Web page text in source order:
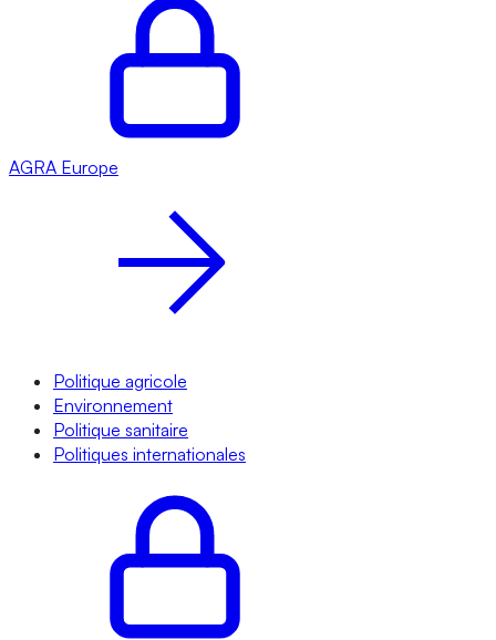
AGRA Europe
Politique agricole
Environnement
Politique sanitaire
Politiques internationales